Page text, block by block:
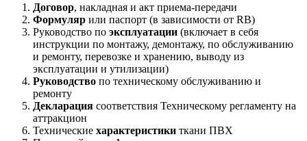
Договор, накладная и акт приема-передачи
Формуляр или паспорт (в зависимости от RB)
Руководство по эксплуатации (включает в себя
инструкции по монтажу, демонтажу, по обслуживанию
и ремонту, перевозке и хранению, выводу из
эксплуатации и утилизации)
Руководство по техническому обслуживанию и
ремонту
Декларация соответствия Техническому регламенту на
аттракцион
Технические характеристики ткани ПВХ